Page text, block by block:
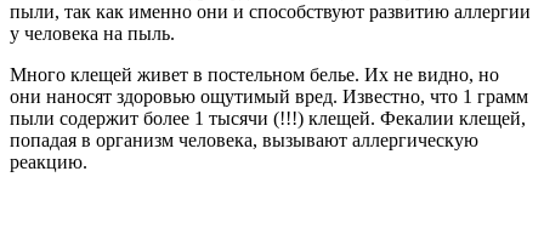
пыли, так как именно они и способствуют развитию аллергии
у человека на пыль.
Много клещей живет в постельном белье. Их не видно, но
они наносят здоровью ощутимый вред. Известно, что 1 грамм
пыли содержит более 1 тысячи (!!!) клещей. Фекалии клещей,
попадая в организм человека, вызывают аллергическую
реакцию.